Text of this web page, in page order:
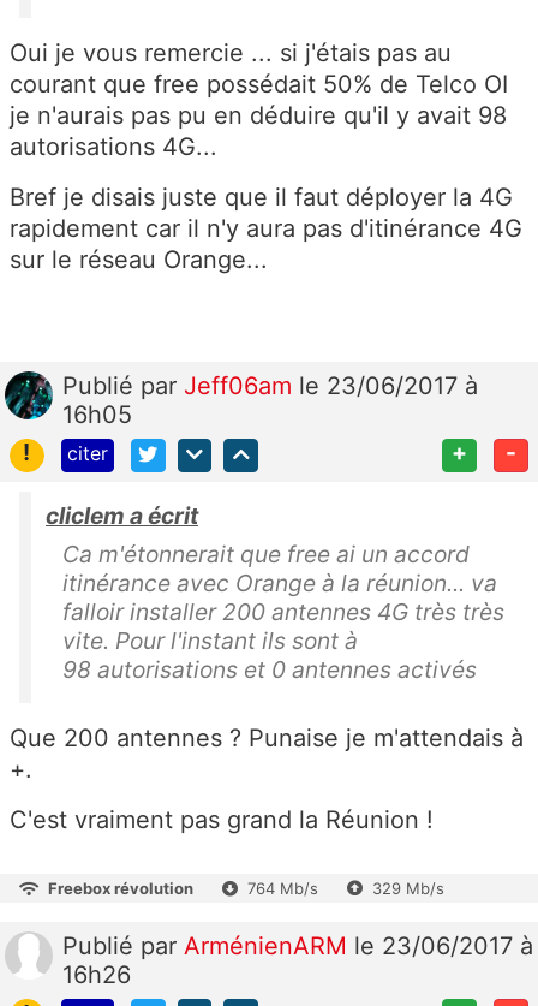
Oui je vous remercie ... si j'étais pas au
courant que free possédait 50% de Telco OI
je n'aurais pas pu en déduire qu'il y avait 98
autorisations 4G...
Bref je disais juste que il faut déployer la 4G
rapidement car il n'y aura pas d'itinérance 4G
sur le réseau Orange...
Publié par Jeff06am le 23/06/2017 à
16h05
!
citer + -
cliclem a écrit
Ca m'étonnerait que free ai un accord
itinérance avec Orange à la réunion... va
falloir installer 200 antennes 4G très très
vite. Pour l'instant ils sont à
98 autorisations et 0 antennes activés
Que 200 antennes ? Punaise je m'attendais à
+.
C'est vraiment pas grand la Réunion !
Freebox révolution 764 Mb/s 329 Mb/s
Publié par ArménienARM le 23/06/2017 à
16h26